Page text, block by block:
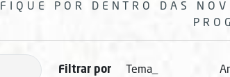
FIQUE POR DENTRO DAS
Filtrar por